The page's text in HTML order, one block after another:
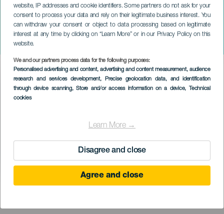
website, IP addresses and cookie identifiers. Some partners do not ask for your
consent to process your data and rely on their legitimate business interest. You
can withdraw your consent or object to data processing based on legitimate
interest at any time by clicking on “Learn More” or in our Privacy Policy on this
website.
We and our partners process data for the following purposes:
Personalised advertising and content, advertising and content measurement, audience
research and services development, Precise geolocation data, and identification
through device scanning, Store and/or access information on a device, Technical
cookies
Learn More →
Disagree and close
Agree and close
Festival vína a poezie
LANZAROTE
Imagen
Listado